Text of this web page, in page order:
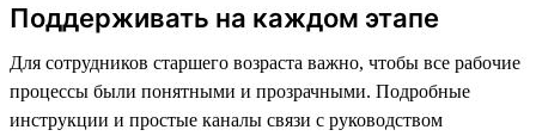
Поддерживать на каждом этапе
Для сотрудников старшего возраста важно, чтобы все рабочие
процессы были понятными и прозрачными. Подробные
инструкции и простые каналы связи с руководством